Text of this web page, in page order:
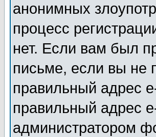
анонимных
процесс
нет. Если вам был
письме, если вы не
правильный адрес
правильный адрес
администратором